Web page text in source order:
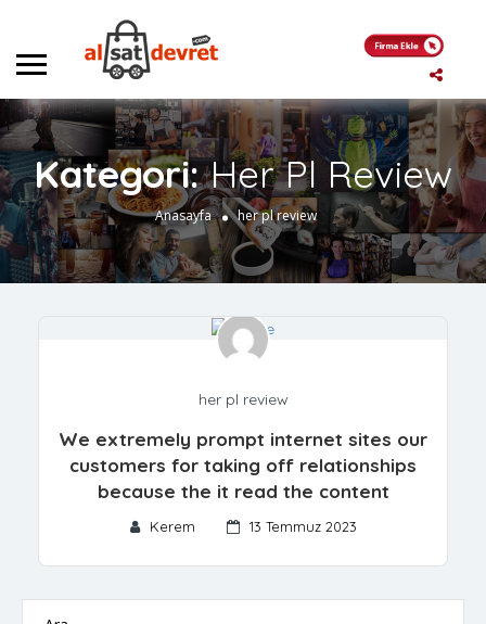
Kategori:Her Pl Review
Anasayfa her pl review
her pl review
We extremely prompt internet sites our
customers for taking off relationships
because the it read the content
Kerem 13 Temmuz 2023